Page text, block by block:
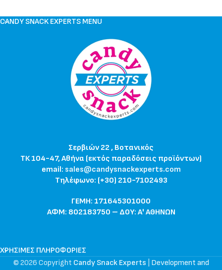
CANDY SNACK EXPERTS MENU
Σερβιών 22 , Βοτανικός
ΤΚ 104-47, Αθήνα (εκτός παραδόσεις προϊόντων)
email: sales@candysnackexperts.com
Τηλέφωνο: (+30) 210-7102493
ΓΕΜΗ: 171645301000
ΑΦΜ: 802183750 – ΔΟΥ: Α' ΑΘΗΝΩΝ
ΧΡΉΣΙΜΕΣ ΠΛΗΡΟΦΟΡΊΕΣ
© 2026 Copyright Candy Snack Experts Development and